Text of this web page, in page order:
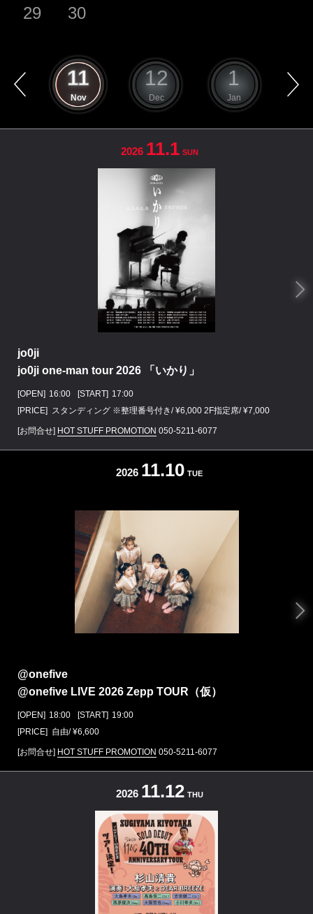
29
30
11
Nov
12
Dec
1
Jan
2026 11.1 SUN
jo0ji
jo0ji one-man tour 2026 「いかり」
[OPEN] 16:00 [START] 17:00
[PRICE] スタンディング ※整理番号付き/ ¥6,000 2F指定席/ ¥7,000
[お問合せ] HOT STUFF PROMOTION 050-5211-6077
2026 11.10 TUE
@onefive
@onefive LIVE 2026 Zepp TOUR（仮）
[OPEN] 18:00 [START] 19:00
[PRICE] 自由/ ¥6,600
[お問合せ] HOT STUFF PROMOTION 050-5211-6077
2026 11.12 THU